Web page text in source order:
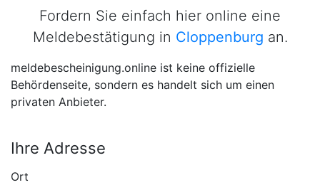
Fordern Sie einfach hier online eine
Meldebestätigung in Cloppenburg an.
meldebescheinigung.online ist keine offizielle
Behördenseite, sondern es handelt sich um einen
privaten Anbieter.
Ihre Adresse
Ort